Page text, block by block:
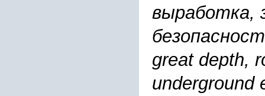
выработка,
great depth,
underground